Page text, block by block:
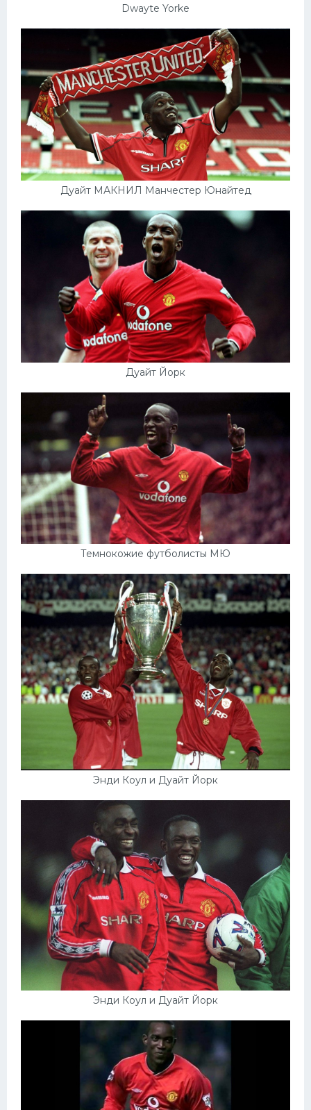
Dwayte Yorke
Дуайт МАКНИЛ Манчестер Юнайтед
Дуайт Йорк
Темнокожие футболисты МЮ
Энди Коул и Дуайт Йорк
Энди Коул и Дуайт Йорк